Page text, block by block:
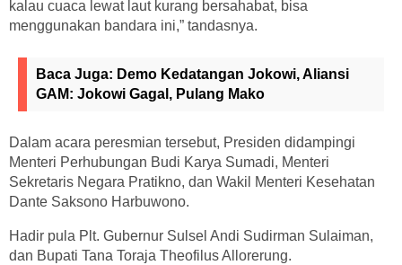
kalau cuaca lewat laut kurang bersahabat, bisa
menggunakan bandara ini,” tandasnya.
Baca Juga: Demo Kedatangan Jokowi, Aliansi
GAM: Jokowi Gagal, Pulang Mako
Dalam acara peresmian tersebut, Presiden didampingi
Menteri Perhubungan Budi Karya Sumadi, Menteri
Sekretaris Negara Pratikno, dan Wakil Menteri Kesehatan
Dante Saksono Harbuwono.
Hadir pula Plt. Gubernur Sulsel Andi Sudirman Sulaiman,
dan Bupati Tana Toraja Theofilus Allorerung.